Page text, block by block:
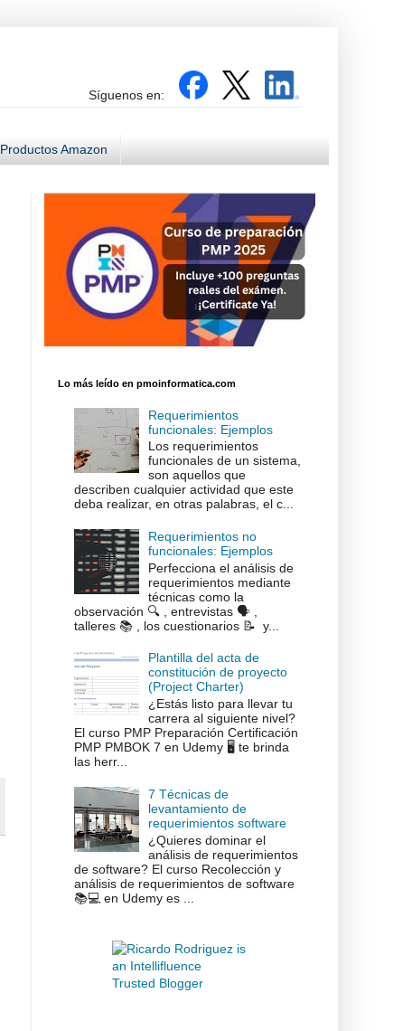
Síguenos en:
Productos Amazon
Lo más leído en pmoinformatica.com
Requerimientos
funcionales: Ejemplos
Los requerimientos
funcionales de un sistema,
son aquellos que
describen cualquier actividad que este
deba realizar, en otras palabras, el c...
Requerimientos no
funcionales: Ejemplos
Perfecciona el análisis de
requerimientos mediante
técnicas como la
observación 🔍 , entrevistas 🗣️ ,
talleres 📚 , los cuestionarios 📝 y...
Plantilla del acta de
constitución de proyecto
(Project Charter)
¿Estás listo para llevar tu
carrera al siguiente nivel?
El curso PMP Preparación Certificación
PMP PMBOK 7 en Udemy 🖥️ te brinda
las herr...
7 Técnicas de
levantamiento de
requerimientos software
¿Quieres dominar el
análisis de requerimientos
de software? El curso Recolección y
análisis de requerimientos de software
📚💻 en Udemy es ...